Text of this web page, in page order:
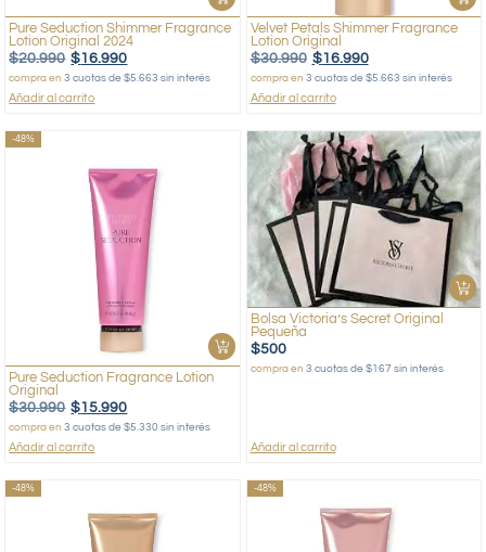
Pure Seduction Shimmer Fragrance
Lotion Original 2024
$20.990 $16.990
compra en3 cuotas de $5.663 sin interés
Añadir al carrito
Velvet Petals Shimmer Fragrance
Lotion Original
$30.990 $16.990
compra en 3 cuotas de $5.663 sin interés
Añadir al carrito
-48%
Pure Seduction Fragrance Lotion
Original
$30.990 $15.990
compra en3 cuotas de $5.330 sin interés
Añadir al carrito
Bolsa Victoria’s Secret Original
Pequeña
$500
compra en 3 cuotas de $167 sin interés
Añadir al carrito
-48% -48%